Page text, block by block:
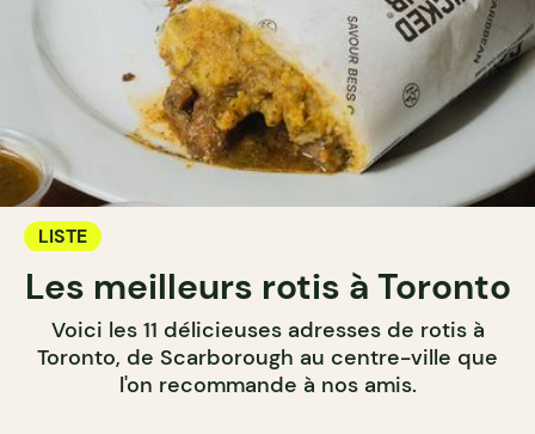
LISTE
Les meilleurs rotis à Toronto
Voici les 11 délicieuses adresses de rotis à
Toronto, de Scarborough au centre-ville que
l'on recommande à nos amis.